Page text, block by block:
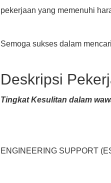
pekerjaan yang memenuhi
Semoga sukses dalam
Deskripsi
Tingkat Kesulitan dalam
ENGINEERING SUPPORT